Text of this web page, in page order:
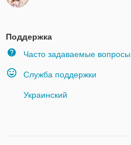
Поддержка
Часто задаваемые вопросы
Служба поддержки
Украинский